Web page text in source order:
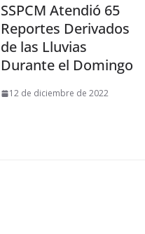
SSPCM Atendió 65
Reportes Derivados
de las Lluvias
Durante el Domingo
12 de diciembre de 2022